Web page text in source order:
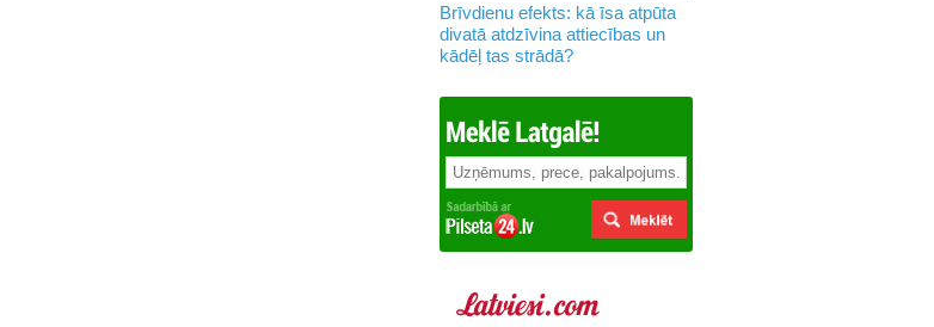
Brīvdienu efekts: kā īsa atpūta
divatā atdzīvina attiecības un
kādēļ tas strādā?